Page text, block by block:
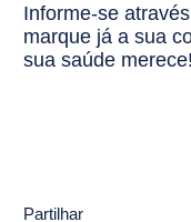
Informe-se
marque já a sua
sua saúde merece!
Partilhar